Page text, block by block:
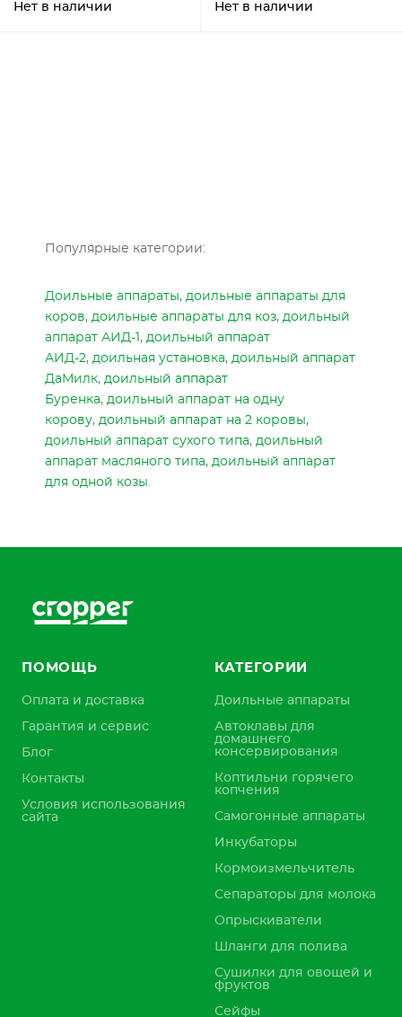
Нет в наличии Нет в наличии
Популярные категории:
Доильные аппараты, доильные аппараты для
коров, доильные аппараты для коз, доильный
аппарат АИД-1 , доильный аппарат
АИД-2, доильная установка, доильный аппарат
ДаМилк, доильный аппарат
Буренка, доильный аппарат на одну
корову, доильный аппарат на 2 коровы,
доильный аппарат сухого типа, доильный
аппарат масляного типа, доильный аппарат
для одной козы.
ПОМОЩЬ
Оплата и доставка
Гарантия и сервис
Блог
Контакты
Условия использования
сайта
КАТЕГОРИИ
Доильные аппараты
Автоклавы для
домашнего
консервирования
Коптильни горячего
копчения
Самогонные аппараты
Инкубаторы
Кормоизмельчитель
Сепараторы для молока
Опрыскиватели
Шланги для полива
Сушилки для овощей и
фруктов
Сейфы